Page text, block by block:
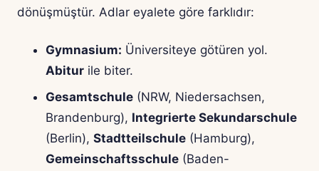
dönüşmüştür. Adlar eyalete göre farklıdır:
Gymnasium: Üniversiteye götüren yol.
Abitur ile biter.
Gesamtschule (NRW, Niedersachsen,
Brandenburg), Integrierte Sekundarschule
(Berlin), Stadtteilschule (Hamburg),
Gemeinschaftsschule (Baden-